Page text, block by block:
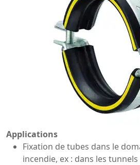
Applications
Fixation de tubes dans le
incendie, ex : dans les tunnels